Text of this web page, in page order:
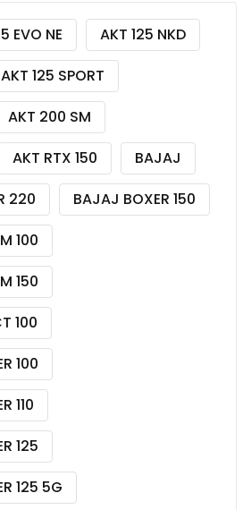
EVO NE
AKT 125 NKD
AKT 125 SPORT
AKT 200 SM
AKT RTX 150
BAJAJ
220
BAJAJ BOXER 150
100
150
100
100
110
125
125 5G